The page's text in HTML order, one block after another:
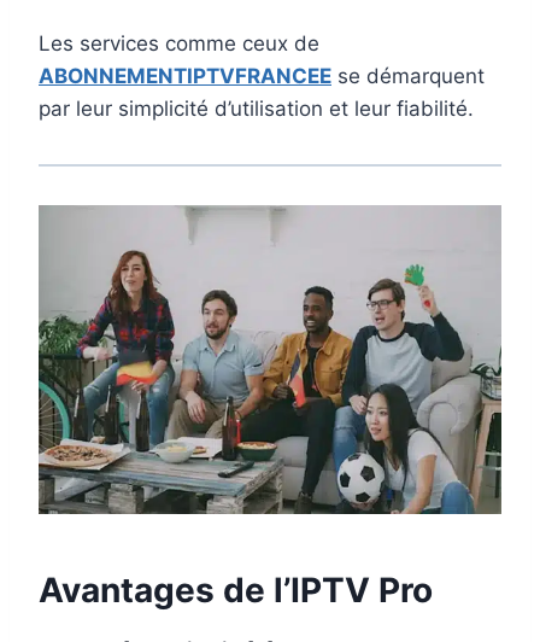
Les services comme ceux de
ABONNEMENTIPTVFRANCEE se démarquent
par leur simplicité d’utilisation et leur fiabilité.
Avantages de l’IPTV Pro